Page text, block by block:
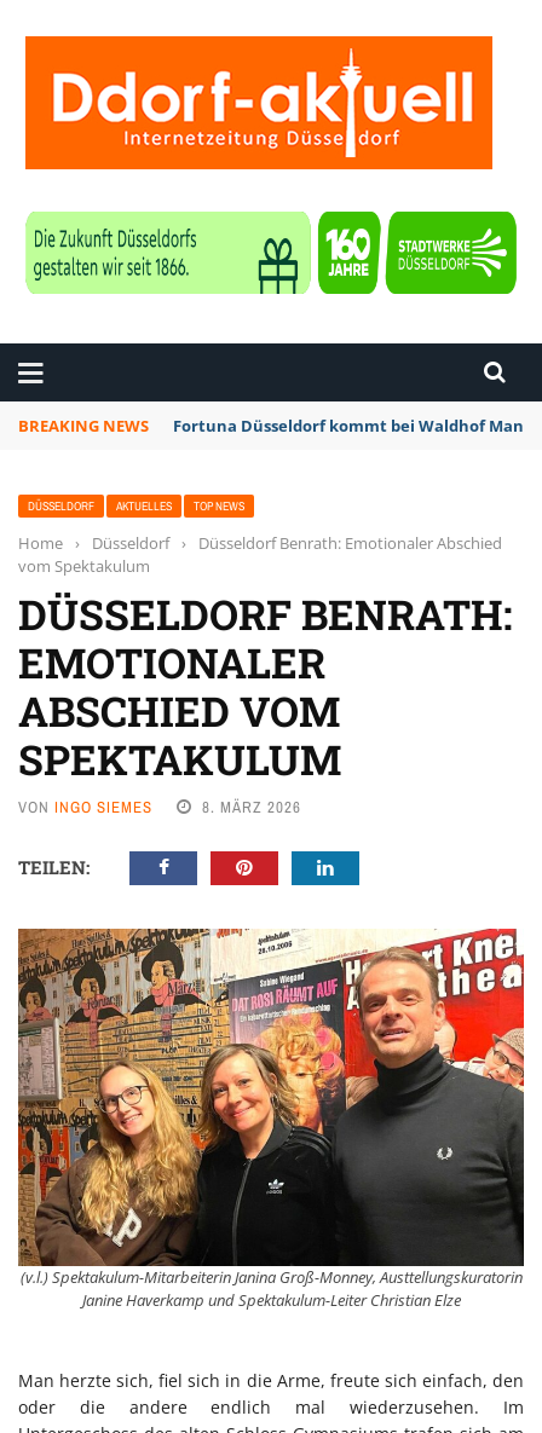
BREAKING NEWS Fortuna Düsseldorf kommt bei Waldhof
DÜSSELDORF AKTUELLES TOP NEWS
Home › Düsseldorf ›
Düsseldorf Benrath: Emotionaler Abschied
vom Spektakulum
DÜSSELDORF BENRATH:
EMOTIONALER
ABSCHIED VOM
SPEKTAKULUM
VON INGO SIEMES 8. MÄRZ 2026
TEILEN:
(v.l.) Spektakulum-Mitarbeiterin Janina Groß-Monney, Austtellungskuratorin
Janine Haverkamp und Spektakulum-Leiter Christian Elze
Man herzte sich, fiel sich in die Arme, freute sich einfach, den
oder die andere endlich mal wiederzusehen. Im